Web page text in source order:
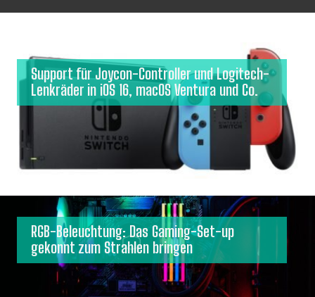
Support für Joycon-Controller und Logitech-
Lenkräder in iOS 16, macOS Ventura und Co.
RGB-Beleuchtung: Das Gaming-Set-up
gekonnt zum Strahlen bringen